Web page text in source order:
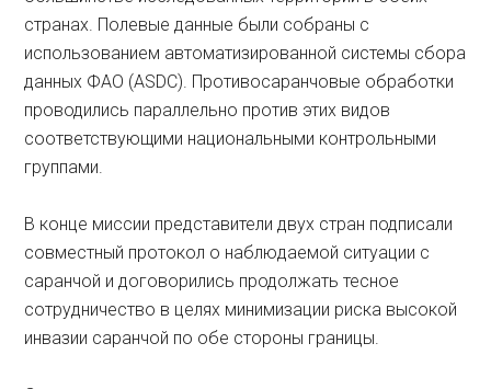
странах. Полевые данные были собраны с
использованием автоматизированной системы сбора
данных ФАО (ASDC). Противосаранчовые обработки
проводились параллельно против этих видов
соответствующими национальными контрольными
группами.
В конце миссии представители двух стран подписали
совместный протокол о наблюдаемой ситуации с
саранчой и договорились продолжать тесное
сотрудничество в целях минимизации риска высокой
инвазии саранчой по обе стороны границы.